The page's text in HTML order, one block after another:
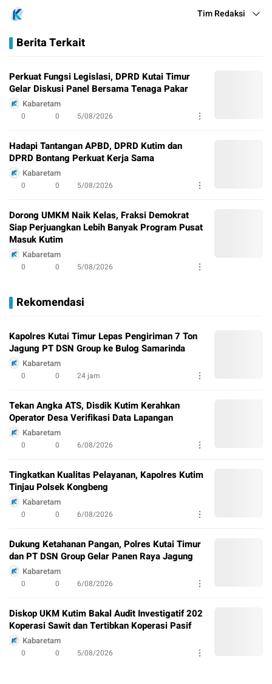
Tim Redaksi
Berita Terkait
Perkuat Fungsi Legislasi, DPRD Kutai Timur
Gelar Diskusi Panel Bersama Tenaga Pakar
Kabaretam
0 0 5/08/2026
Hadapi Tantangan APBD, DPRD Kutim dan
DPRD Bontang Perkuat Kerja Sama
Kabaretam
0 0 5/08/2026
Dorong UMKM Naik Kelas, Fraksi Demokrat
Siap Perjuangkan Lebih Banyak Program Pusat
Masuk Kutim
Kabaretam
0 0 5/08/2026
Rekomendasi
Kapolres Kutai Timur Lepas Pengiriman 7 Ton
Jagung PT DSN Group ke Bulog Samarinda
Kabaretam
0 0 24 jam
Tekan Angka ATS, Disdik Kutim Kerahkan
Operator Desa Verifikasi Data Lapangan
Kabaretam
0 0 6/08/2026
Tingkatkan Kualitas Pelayanan, Kapolres Kutim
Tinjau Polsek Kongbeng
Kabaretam
0 0 6/08/2026
Dukung Ketahanan Pangan, Polres Kutai Timur
dan PT DSN Group Gelar Panen Raya Jagung
Kabaretam
0 0 6/08/2026
Diskop UKM Kutim Bakal Audit Investigatif 202
Koperasi Sawit dan Tertibkan Koperasi Pasif
Kabaretam
0 0 5/08/2026